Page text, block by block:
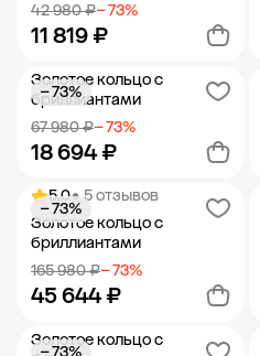
42 980 ₽− 73%
11 819 ₽
Добавить в корзину
Золотое кольцо с
бриллиантами
67 980 ₽− 73%
18 694 ₽
− 73%
Добавить в корзину
5.0• 5 отзывов
Золотое кольцо с
бриллиантами
165 980 ₽− 73%
45 644 ₽
− 73%
Золотое кольцо с
− 73%